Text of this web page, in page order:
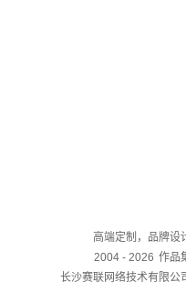
高端定制，品牌设
2004 - 2026 作品
长沙赛联网络技术有限公